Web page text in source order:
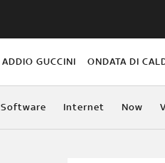
ADDIO GUCCINI ONDATA DI
Software Internet Now